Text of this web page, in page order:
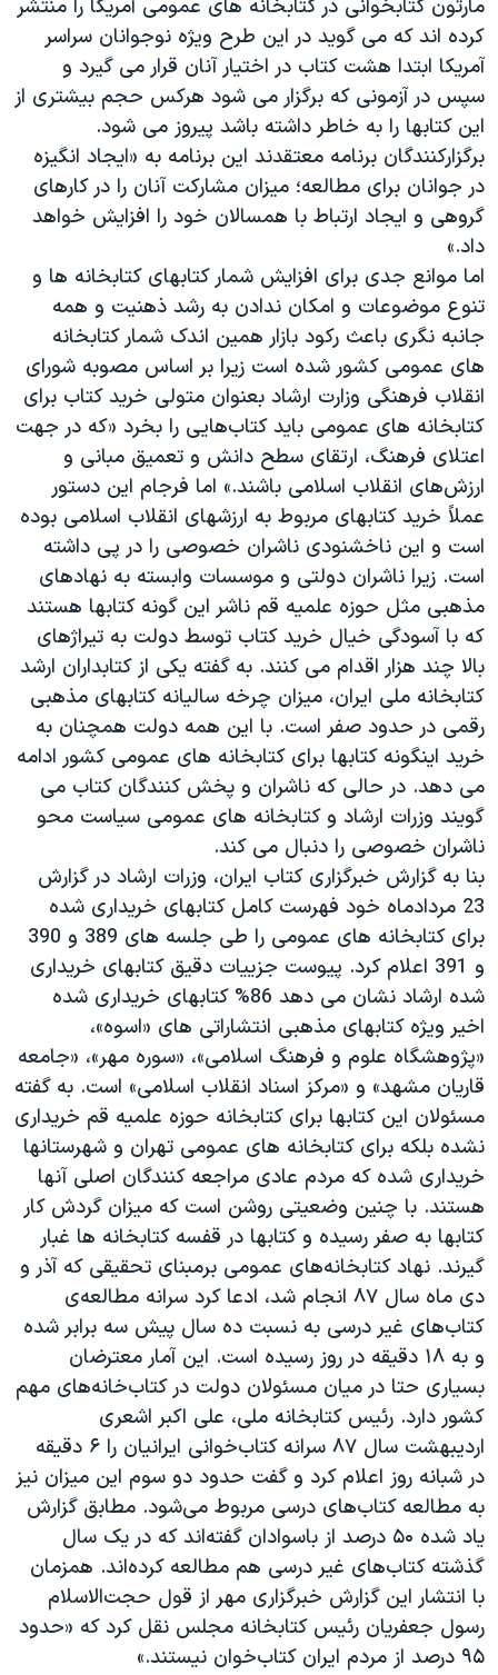
مارتون کتابخوانی در کتابخانه های عمومی آمریکا را منتشر
کرده اند که می گوید در این طرح ویژه نوجوانان سراسر
آمریکا ابتدا هشت کتاب در اختیار آنان قرار می گیرد و
سپس در آزمونی که برگزار می شود هرکس حجم بیشتری از
این کتابها را به خاطر داشته باشد پیروز می شود.
برگزارکنندگان برنامه معتقدند این برنامه به «ایجاد انگیزه
در جوانان برای مطالعه؛ میزان مشارکت آنان را در کارهای
گروهی و ایجاد ارتباط با همسالان خود را افزایش خواهد
داد.»
اما موانع جدی برای افزایش شمار کتابهای کتابخانه ها و
تنوع موضوعات و امکان ندادن به رشد ذهنیت و همه
جانبه نگری باعث رکود بازار همین اندک شمار کتابخانه
های عمومی کشور شده است زیرا بر اساس مصوبه شورای
انقلاب فرهنگی وزارت ارشاد بعنوان متولی خرید کتاب برای
کتابخانه های عمومی باید کتاب‌هایی را بخرد «که در جهت
اعتلای فرهنگ، ارتقای سطح دانش و تعمیق مبانی و
ارزش‌های انقلاب اسلامی باشند.» اما فرجام این دستور
عملاً خرید کتابهای مربوط به ارزشهای انقلاب اسلامی بوده
است و این ناخشنودی ناشران خصوصی را در پی داشته
است. زیرا ناشران دولتی و موسسات وابسته به نهادهای
مذهبی مثل حوزه علمیه قم ناشر این گونه کتابها هستند
که با آسودگی خیال خرید کتاب توسط دولت به تیراژهای
بالا چند هزار اقدام می کنند. به گفته یکی از کتابداران ارشد
کتابخانه ملی ایران، میزان چرخه سالیانه کتابهای مذهبی
رقمی در حدود صفر است. با این همه دولت همچنان به
خرید اینگونه کتابها برای کتابخانه های عمومی کشور ادامه
می دهد. در حالی که ناشران و پخش کنندگان کتاب می
گویند وزرات ارشاد و کتابخانه های عمومی سیاست محو
ناشران خصوصی را دنبال می کند.
بنا به گزارش خبرگزاری کتاب ایران، وزرات ارشاد در گزارش
23 مردادماه خود فهرست کامل کتابهای خریداری شده
برای کتابخانه های عمومی را طی جلسه های 389 و 390
و 391 اعلام کرد. پیوست جزییات دقیق کتابهای خریداری
شده ارشاد نشان می دهد 86% کتابهای خریداری شده
اخیر ویژه کتابهای مذهبی انتشاراتی های «اسوه»،
«پژوهشگاه علوم و فرهنگ اسلامی»، «سوره مهر»، «جامعه
قاریان مشهد» و «مرکز اسناد انقلاب اسلامی» است. به گفته
مسئولان این کتابها برای کتابخانه حوزه علمیه قم خریداری
نشده بلکه برای کتابخانه های عمومی تهران و شهرستانها
خریداری شده که مردم عادی مراجعه کنندگان اصلی آنها
هستند. با چنین وضعیتی روشن است که میزان گردش کار
کتابها به صفر رسیده و کتابها در قفسه کتابخانه ها غبار
گیرند. نهاد کتابخانه‌های عمومی برمبنای تحقیقی که آذر و
دی ماه سال ۸۷ انجام شد، ادعا کرد سرانه مطالعه‌ی
کتاب‌های غیر درسی به نسبت ده سال پیش سه برابر شده
و به ۱۸ دقیقه در روز رسیده است. این آمار معترضان
بسیاری حتا در میان مسئولان دولت در کتاب‌خانه‌های مهم
کشور دارد. رئیس کتابخانه ملی، علی اکبر اشعری
اردیبهشت سال ۸۷ سرانه کتاب‌خوانی ایرانیان را ۶ دقیقه
در شبانه روز اعلام کرد و گفت حدود دو سوم این میزان نیز
به مطالعه کتاب‌های درسی مربوط می‌شود. مطابق گزارش
یاد شده ۵۰ درصد از باسوادان گفته‌اند که در یک سال
گذشته کتاب‌های غیر درسی هم مطالعه کرده‌اند. همزمان
با انتشار این گزارش خبرگزاری مهر از قول حجت‌الاسلام
رسول جعفریان رئیس کتابخانه مجلس نقل کرد که «حدود
۹۵ درصد از مردم ایران کتاب‌خوان نیستند.»